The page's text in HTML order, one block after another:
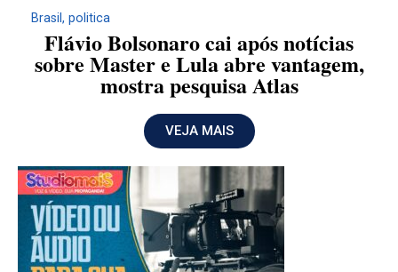
Brasil , politica
Flávio Bolsonaro cai após notícias
sobre Master e Lula abre vantagem,
mostra pesquisa Atlas
VEJA MAIS